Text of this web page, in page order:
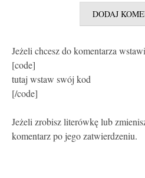
Jeżeli chcesz do komentarza
[code]
tutaj wstaw swój kod
[/code]
Jeżeli zrobisz literówkę lub
komentarz po jego zatwierdzeniu.